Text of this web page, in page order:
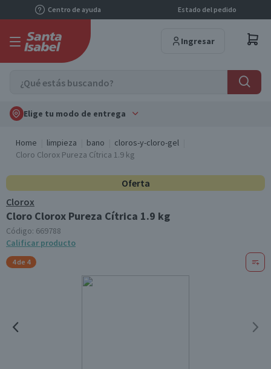
Centro de ayuda Estado del pedido
Ingresar
Elige tu modo de entrega
Home limpieza bano
cloros-y-cloro-gel
Cloro Clorox Pureza Cítrica 1.9 kg
Oferta
Clorox
Cloro Clorox Pureza Cítrica 1.9 kg
Código: 669788
Calificar producto
4 de 4